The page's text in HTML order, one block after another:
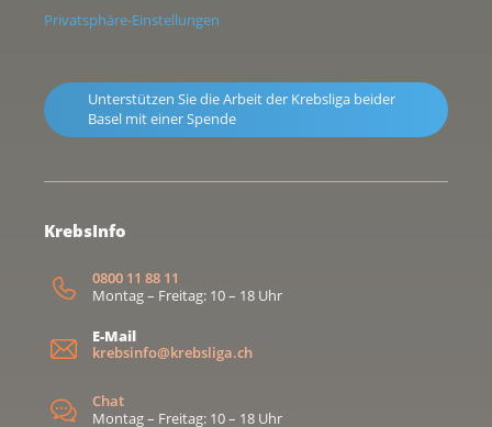
Privatsphäre-Einstellungen
Unterstützen Sie die Arbeit der Krebsliga beider
Basel mit einer Spende
KrebsInfo
0800 11 88 11
Montag – Freitag: 10 – 18 Uhr
E-Mail
krebsinfo@krebsliga.ch
Chat
Montag – Freitag: 10 – 18 Uhr